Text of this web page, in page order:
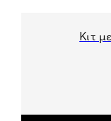
Κιτ